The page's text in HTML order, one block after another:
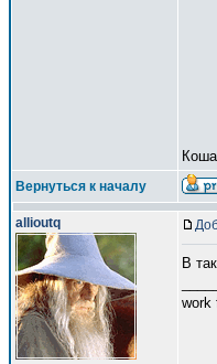
Вернуться к началу
allioutq
В
work